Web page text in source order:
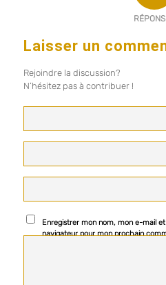
Laisser un
Rejoindre la discussion?
N’hésitez pas à contribuer !
Enregistrer mon nom, mon e-mail
navigateur pour mon prochain